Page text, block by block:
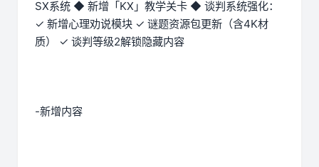
SX系统 ◆ 新增「KX」教学关卡 ◆ 谈判系统强化：
✓ 新增心理劝说模块 ✓ 谜题资源包更新（含4K材
质） ✓ 谈判等级2解锁隐藏内容
-新增内容